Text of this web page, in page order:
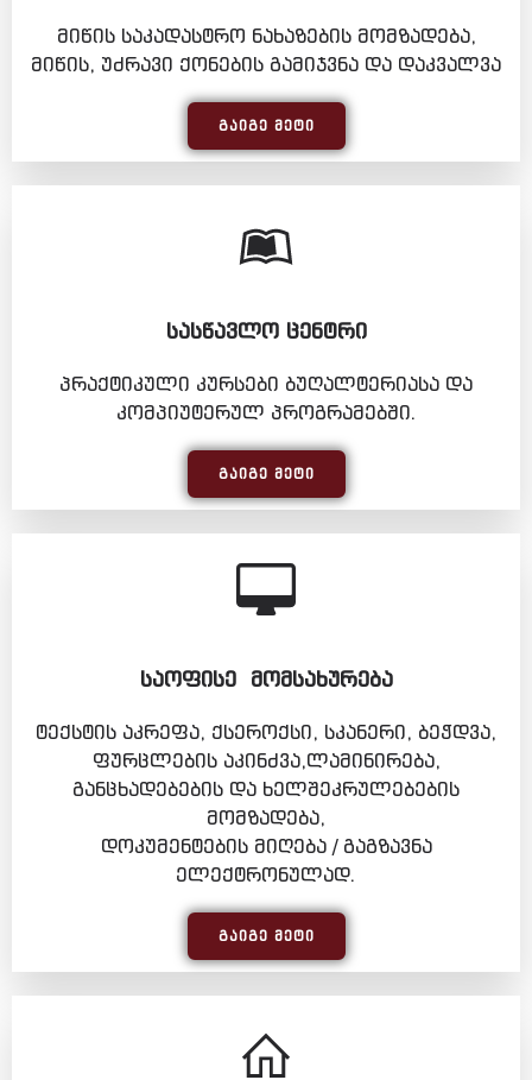
მიწის საკადასტრო ნახაზების მომზადება,
მიწის, უძრავი ქონების გამიჯვნა და დაკვალვა
ᲒᲐᲘᲒᲔ ᲛᲔᲢᲘ
ᲡᲐᲡᲬᲐᲕᲚᲝ ᲪᲔᲜᲢᲠᲘ
პრაქტიკული კურსები ბუღალტერიასა და
კომპიუტერულ პროგრამებში.
ᲒᲐᲘᲒᲔ ᲛᲔᲢᲘ
ᲡᲐᲝᲤᲘᲡᲔ ᲛᲝᲛᲡᲐᲮᲣᲠᲔᲑᲐ
ტექსტის აკრეფა, ქსეროქსი, სკანერი, ბეჭდვა,
ფურცლების აკინძვა,ლამინირება,
განცხადებების და ხელშეკრულებების
მომზადება,
დოკუმენტების მიღება / გაგზავნა
ელექტრონულად.
ᲒᲐᲘᲒᲔ ᲛᲔᲢᲘ